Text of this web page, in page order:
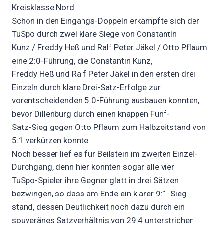
Kreisklasse Nord.
Schon in den Eingangs-Doppeln erkämpfte sich der
TuSpo durch zwei klare Siege von Constantin
Kunz / Freddy Heß und Ralf Peter Jäkel / Otto Pflaum
eine 2:0-Führung, die Constantin Kunz,
Freddy Heß und Ralf Peter Jäkel in den ersten drei
Einzeln durch klare Drei-Satz-Erfolge zur
vorentscheidenden 5:0-Führung ausbauen konnten,
bevor Dillenburg durch einen knappen Fünf-
Satz-Sieg gegen Otto Pflaum zum Halbzeitstand von
5:1 verkürzen konnte.
Noch besser lief es für Beilstein im zweiten Einzel-
Durchgang, denn hier konnten sogar alle vier
TuSpo-Spieler ihre Gegner glatt in drei Sätzen
bezwingen, so dass am Ende ein klarer 9:1-Sieg
stand, dessen Deutlichkeit noch dazu durch ein
souveränes Satzverhältnis von 29:4 unterstrichen